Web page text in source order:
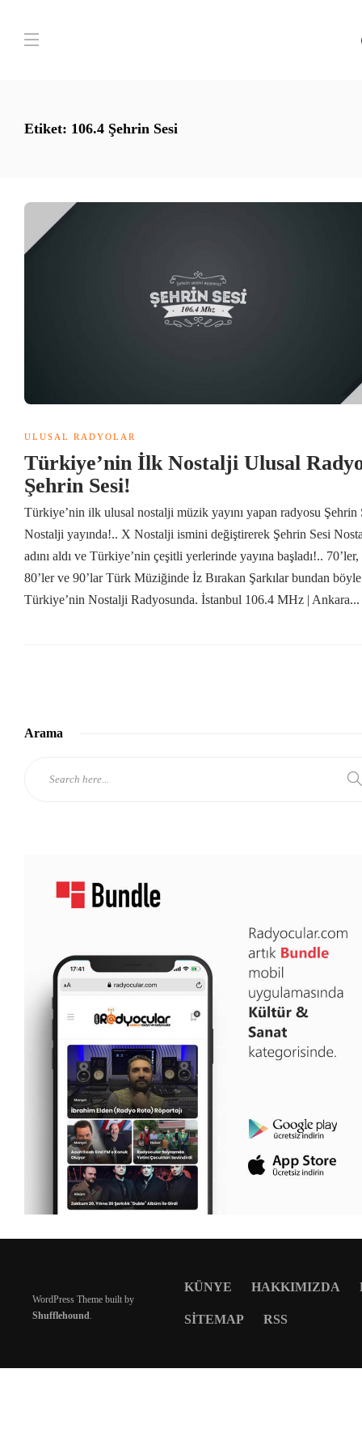
Etiket: 106.4 Şehrin Sesi
ULUSAL RADYOLAR
Türkiye’nin İlk Nostalji Ulusal
Şehrin Sesi!
Türkiye’nin ilk ulusal nostalji müzik yayını yapan radyosu Şehrin
Nostalji yayında!.. X Nostalji ismini değiştirerek Şehrin Sesi
adını aldı ve Türkiye’nin çeşitli yerlerinde yayına başladı!.. 70’ler,
80’ler ve 90’lar Türk Müziğinde İz Bırakan Şarkılar bundan böyle
Türkiye’nin Nostalji Radyosunda. İstanbul 106.4 MHz | Ankara...
Arama
WordPress Theme built by
Shufflehound.
KÜNYE HAKKIMIZDA
SITEMAP RSS